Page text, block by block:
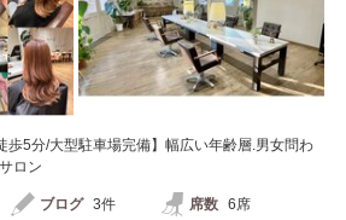
歩5分/大型駐車場完備】幅広い年齢層.男女問わ
ロン
ブログ 3件 席数 6席